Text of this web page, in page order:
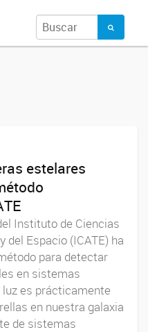
estelares
Instituto de Ciencias
del Espacio (ICATE) ha
para detectar
en sistemas
es prácticamente
en nuestra galaxia
de sistemas